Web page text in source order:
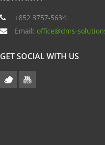
+852 3757-5634
Email: office@dms-
GET SOCIAL WITH US